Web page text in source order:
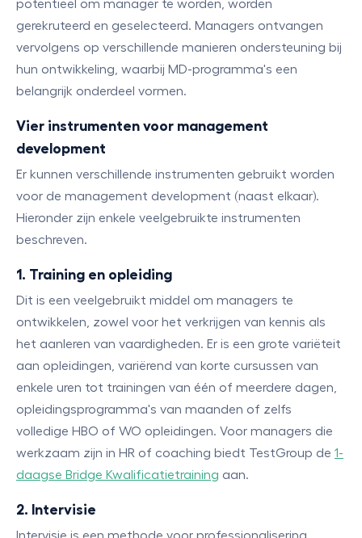
potentieel om manager te worden, worden
gerekruteerd en geselecteerd. Managers ontvangen
vervolgens op verschillende manieren ondersteuning bij
hun ontwikkeling, waarbij MD-programma's een
belangrijk onderdeel vormen.
Vier instrumenten voor management
development
Er kunnen verschillende instrumenten gebruikt worden
voor de management development (naast elkaar).
Hieronder zijn enkele veelgebruikte instrumenten
beschreven.
1. Training en opleiding
Dit is een veelgebruikt middel om managers te
ontwikkelen, zowel voor het verkrijgen van kennis als
het aanleren van vaardigheden. Er is een grote variëteit
aan opleidingen, variërend van korte cursussen van
enkele uren tot trainingen van één of meerdere dagen,
opleidingsprogramma's van maanden of zelfs
volledige HBO of WO opleidingen. Voor managers die
werkzaam zijn in HR of coaching biedt TestGroup de 1-
daagse Bridge Kwalificatietraining aan.
2. Intervisie